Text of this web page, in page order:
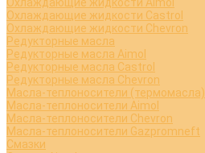
Охлаждающие жидкости Castrol
Охлаждающие жидкости Chevron
Редукторные масла
Редукторные масла Aimol
Редукторные масла Castrol
Редукторные масла Chevron
Масла-теплоносители (термомасла)
Масла-теплоносители Aimol
Масла-теплоносители Chevron
Масла-теплоносители Gazpromneft
Смазки